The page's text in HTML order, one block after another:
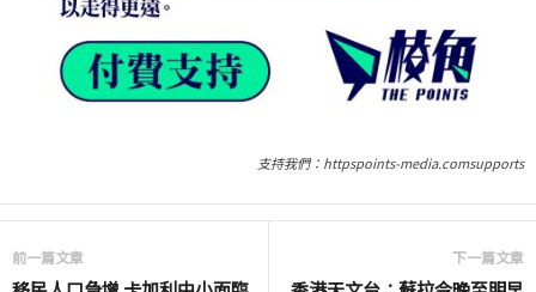
支持我們：httpspoints-media.comsupports
前一篇文章 下一篇文章